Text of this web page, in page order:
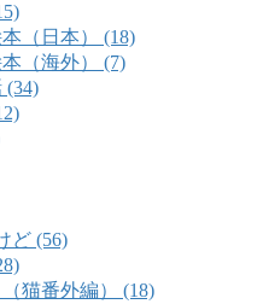
（日本） (18)
（海外） (7)
(34)
ど (56)
猫番外編） (18)